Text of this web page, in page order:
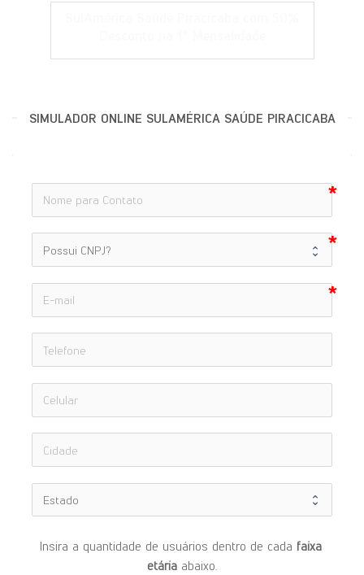
SIMULADOR ONLINE SULAMÉRICA SAÚDE PIRACICABA
Insira a quantidade de usuários dentro de cada faixa
etária abaixo.